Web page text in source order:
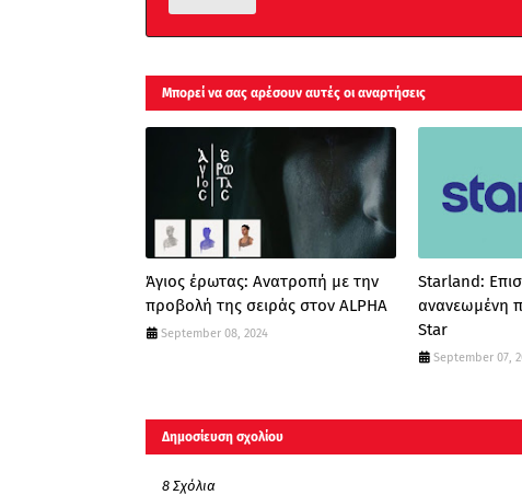
Μπορεί να σας αρέσουν αυτές οι αναρτήσεις
Άγιος έρωτας: Ανατροπή με την
προβολή της σειράς στον ALPHA
September 08, 2024
Starland:
ανανεωμένη
Star
September 07,
Δημοσίευση σχολίου
8 Σχόλια